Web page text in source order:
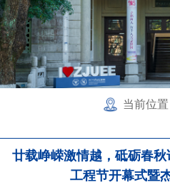
当前位置
廿载峥嵘激情越，砥砺春
工程节开幕式暨